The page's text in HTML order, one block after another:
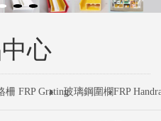
心
柵 FRP Grating玻璃鋼圍欄FRP